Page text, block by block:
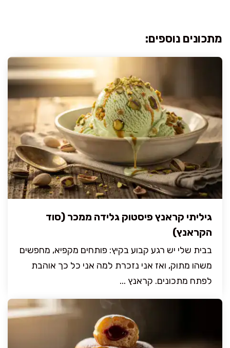
מתכונים נוספים:
גיליתי קראנץ פיסטוק גלידה ממכר (סוד
הקראנץ)
בבית שלי יש רגע קבוע בקיץ: פותחים מקפיא, מחפשים
משהו מתוק, ואז אני נזכרת למה אני כל כך אוהבת
לפתח מתכונים. קראנץ ...